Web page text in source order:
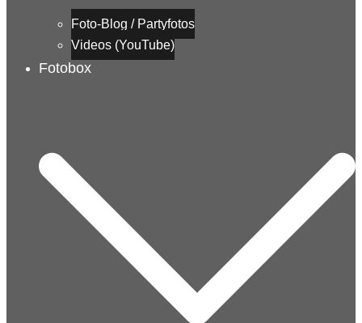
Foto-Blog / Partyfotos
Videos (YouTube)
Fotobox